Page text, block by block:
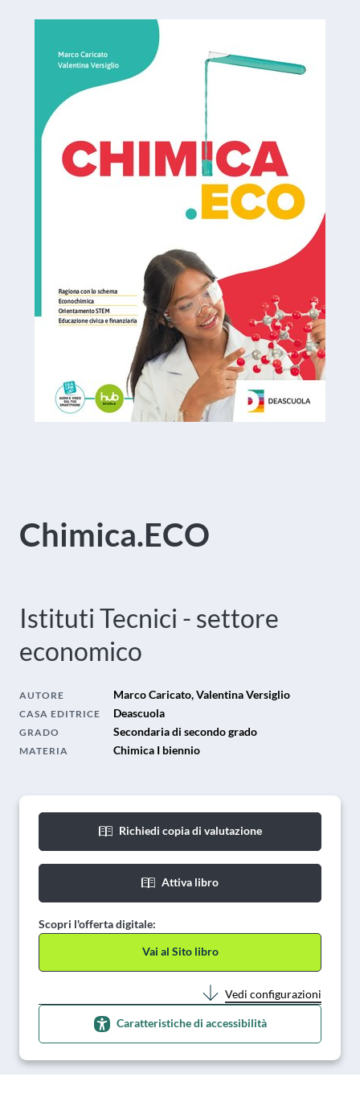
Chimica.ECO
Istituti Tecnici - settore
economico
AUTORE Marco Caricato, Valentina Versiglio
CASA EDITRICE Deascuola
GRADO Secondaria di secondo grado
MATERIA Chimica I biennio
Richiedi copia di valutazione
Attiva libro
Scopri l'offerta digitale:
Vai al Sito libro
Vedi configurazioni
Caratteristiche di accessibilità